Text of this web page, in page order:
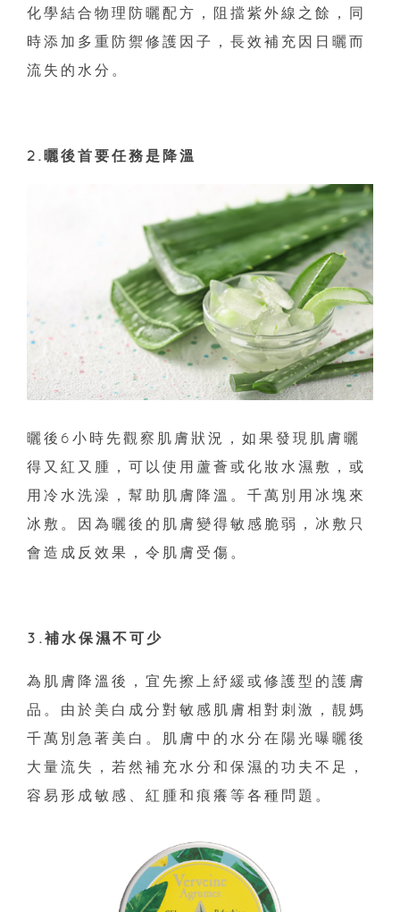
化學結合物理防曬配方，阻擋紫外線之餘，同
時添加多重防禦修護因子，長效補充因日曬而
流失的水分。
2.曬後首要任務是降溫
曬後6小時先觀察肌膚狀況，如果發現肌膚曬
得又紅又腫，可以使用蘆薈或化妝水濕敷，或
用冷水洗澡，幫助肌膚降溫。千萬別用冰塊來
冰敷。因為曬後的肌膚變得敏感脆弱，冰敷只
會造成反效果，令肌膚受傷。
3.補水保濕不可少
為肌膚降溫後，宜先擦上紓緩或修護型的護膚
品。由於美白成分對敏感肌膚相對刺激，靚媽
千萬別急著美白。肌膚中的水分在陽光曝曬後
大量流失，若然補充水分和保濕的功夫不足，
容易形成敏感、紅腫和痕癢等各種問題。